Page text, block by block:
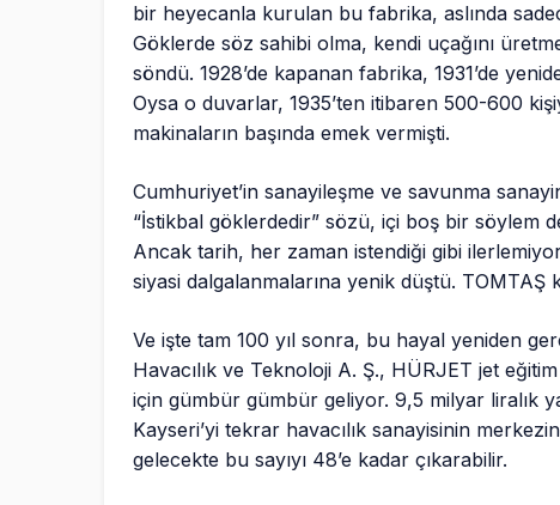
bir heyecanla kurulan bu fabrika, aslında
Göklerde söz sahibi olma, kendi uçağını
söndü. 1928’de kapanan fabrika, 1931’de
Oysa o duvarlar, 1935’ten itibaren 500-600
makinaların başında emek vermişti.
Cumhuriyet’in sanayileşme ve savunma
“İstikbal göklerdedir” sözü, içi boş bir söylem
Ancak tarih, her zaman istendiği gibi
siyasi dalgalanmalarına yenik düştü. TOMTAŞ
Ve işte tam 100 yıl sonra, bu hayal yeniden
Havacılık ve Teknoloji A. Ş., HÜRJET jet
için gümbür gümbür geliyor. 9,5 milyar liralık
Kayseri’yi tekrar havacılık sanayisinin
gelecekte bu sayıyı 48’e kadar çıkarabilir.